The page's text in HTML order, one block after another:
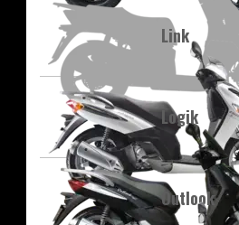
Link
Logik
Outlook